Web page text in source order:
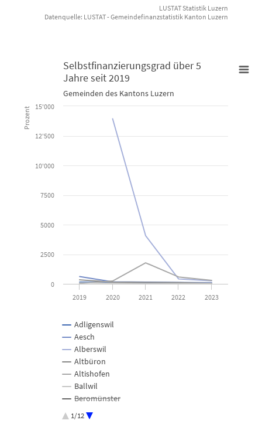
LUSTAT Statistik Luzern
Datenquelle: LUSTAT - Gemeindefinanzstatistik Kanton Luzern
Selbstfinanzierungsgrad über 5 Jahre seit 2019
Line chart with 80 lines.
Gemeinden des Kantons Luzern
View as data table, Selbstfinanzierungsgrad über 5 Jahre
The chart has 1 X axis displaying categories.
The chart has 1 Y axis displaying Prozent. Data ranges from 30.08
Prozent
Selbstfinanzierungsgrad über 5
Jahre seit 2019
Gemeinden des Kantons Luzern
Adligenswil
Aesch
Alberswil
Altbüron
Altishofen
Ballwil
Beromünster
Buchrain
Buttisholz
1/12
2019 2020 2021 2022 2023
0
2500
5000
7500
10'000
12'500
15'000